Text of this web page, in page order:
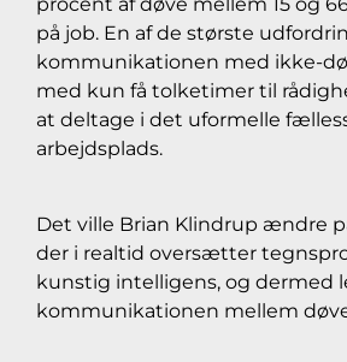
på job. En af de største
kommunikationen med ikke-
med kun få tolketimer til
at deltage i det uformelle
arbejdsplads.
Det ville Brian Klindrup ændre
der i realtid oversætter
kunstig intelligens, og dermed
kommunikationen mellem